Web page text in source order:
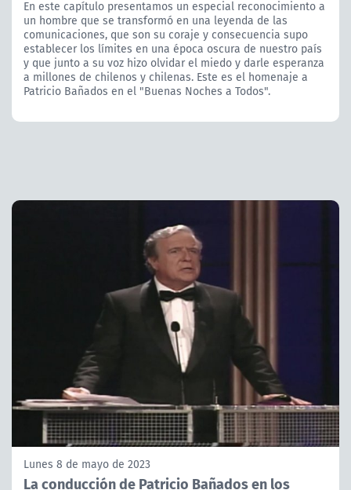
En este capítulo presentamos un especial reconocimiento a
un hombre que se transformó en una leyenda de las
comunicaciones, que son su coraje y consecuencia supo
establecer los límites en una época oscura de nuestro país
y que junto a su voz hizo olvidar el miedo y darle esperanza
a millones de chilenos y chilenas. Este es el homenaje a
Patricio Bañados en el "Buenas Noches a Todos".
Lunes 8 de mayo de 2023
La conducción de Patricio Bañados en los